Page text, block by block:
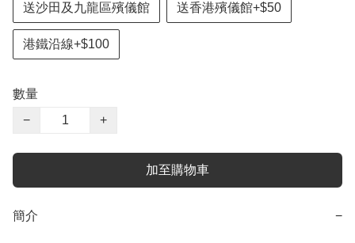
送沙田及九龍區殯儀館 送香港殯儀館+$50
港鐵沿線+$100
數量
−
+
加至購物車
簡介 −